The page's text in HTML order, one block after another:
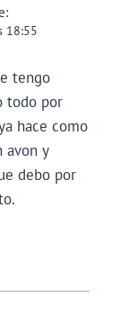
18:55
tengo
todo por
hace como
avon y
debo por